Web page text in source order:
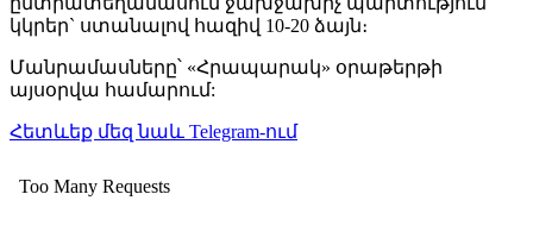
կկրեր` ստանալով հազիվ 10-20 ձայն։
Մանրամասները՝ «Հրապարակ» օրաթերթի
այսօրվա համարում:
Հետևեք մեզ նաև Telegram-ում